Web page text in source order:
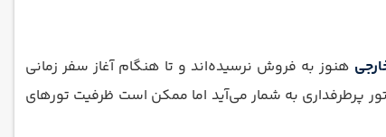
هنوز به فروش نرسیده‌اند و تا هنگام آغاز سفر زمانی
باقی نمانده است، بسیاری از آژانس‌های گردشگری تورهای دقیقه‌نودی یا لحظه آخری را به فروش می‌رسانند. تور استانبول نوروز 1405 تور پرطرفداری به شمار می‌آید اما ممکن است ظرفیت تورهای